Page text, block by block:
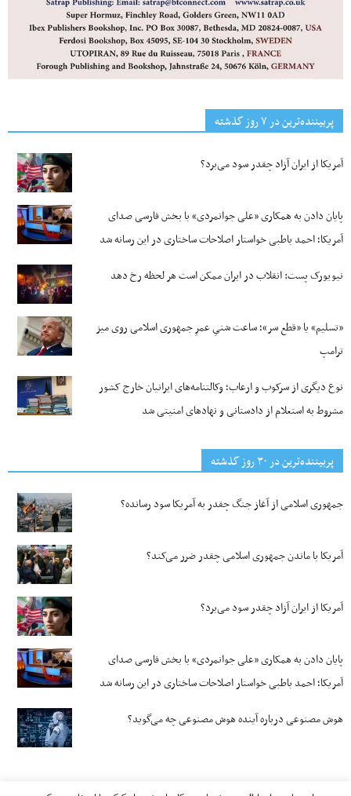
پربیننده‌ترین‌ در ۷ روز گذشته
آمریکا از ایران آزاد چقدر سود می‌برد؟
پایان دادن به همکاری «علی جوانمردی» با بخش فارسی صدای
آمریکا؛ احمد باطبی خواستار اصلاحات ساختاری در این رسانه شد
نیویورک پست: انقلاب در ایران ممکن است هر لحظه رخ دهد
«تسلیم» یا «قطع سر»؛ ساعت شنیِ عمرِ جمهوری اسلامی روی میز
ترامپ
نوع دیگری از سرکوب و ارعاب؛ وکالتنامه‌های ایرانیان خارج کشور
مشروط به استعلام از دادستانی و نهادهای امنیتی شد
پربیننده‌ترین‌ در ۳۰ روز گذشته
جمهوری اسلامی از آغاز جنگ چقدر به آمریکا سود رسانده؟
آمریکا با ماندن جمهوری اسلامی چقدر ضرر می‌کند؟
آمریکا از ایران آزاد چقدر سود می‌برد؟
پایان دادن به همکاری «علی جوانمردی» با بخش فارسی صدای
آمریکا؛ احمد باطبی خواستار اصلاحات ساختاری در این رسانه شد
هوش مصنوعی درباره آینده هوش مصنوعی چه می‌گوید؟